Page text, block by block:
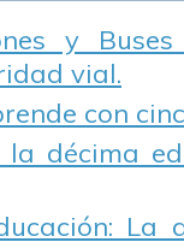
y
vial.
con
décima
La